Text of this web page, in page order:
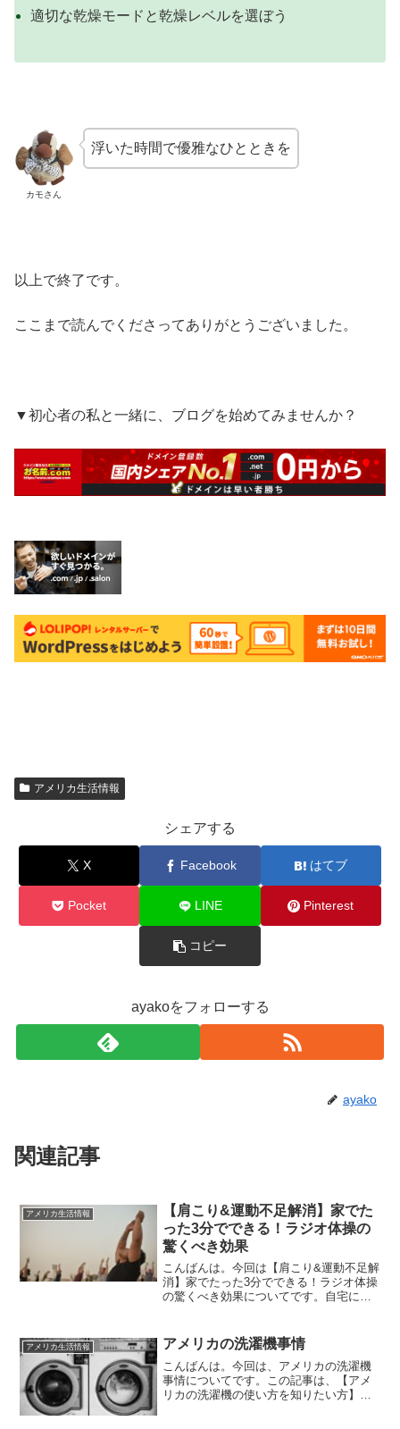
適切な乾燥モードと乾燥レベルを選ぼう
カモさん
浮いた時間で優雅なひとときを
以上で終了です。
ここまで読んでくださってありがとうございました。
▼初心者の私と一緒に、ブログを始めてみませんか？
アメリカ生活情報
シェアする
X Facebook はてブ
Pocket LINE Pinterest
コピー
ayakoをフォローする
ayako
関連記事
アメリカ生活情報
【肩こり&運動不足解消】家でた
った3分でできる！ラジオ体操の
驚くべき効果
こんばんは。今回は【肩こり&運動不足解
消】家でたった3分でできる！ラジオ体操
の驚くべき効果についてです。自宅にこ
のが、ラジオ体操です。今回は、stay
homeの今こそ...
アメリカ生活情報 アメリカの洗濯機事情
こんばんは。今回は、アメリカの洗濯機
事情についてです。この記事は、【アメ
リカの洗濯機の使い方を知りたい方】に